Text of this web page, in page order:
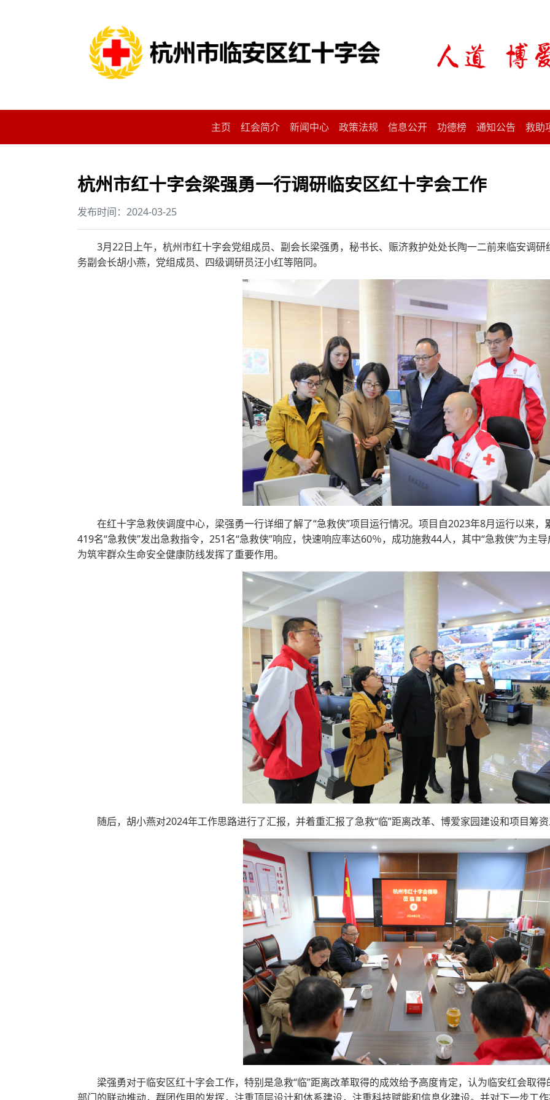
主页 红会简介 新闻中心 政策法规 信息公开 功德榜 通知公告 救助
杭州市红十字会梁强勇一行调研临安区红十字会工作
发布时间：2024-03-25
3月22日上午，杭州市红十字会党组成员、副会长梁强勇，秘书长、赈济救护处处长陶一二前来临安调
务副会长胡小燕，党组成员、四级调研员汪小红等陪同。
在红十字急救侠调度中心，梁强勇一行详细了解了“急救侠”项目运行情况。项目自2023年8月运行以来
419名“急救侠”发出急救指令，251名“急救侠”响应，快速响应率达60％，成功施救44人，其中“急救侠”为主
为筑牢群众生命安全健康防线发挥了重要作用。
随后，胡小燕对2024年工作思路进行了汇报，并着重汇报了急救“临”距离改革、博爱家园建设和项目筹
梁强勇对于临安区红十字会工作，特别是急救“临”距离改革取得的成效给予高度肯定，认为临安红会取
部门的联动推动，群团作用的发挥，注重顶层设计和体系建设，注重科技赋能和信息化建设。并对下一步工